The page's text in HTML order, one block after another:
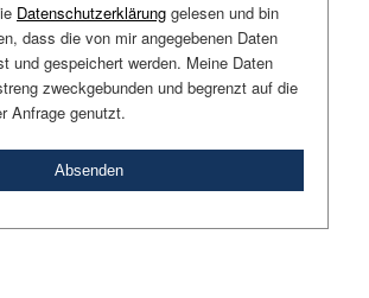
Datenschutzerklärung gelesen und bin
dass die von mir angegebenen Daten
und gespeichert werden. Meine Daten
zweckgebunden und begrenzt auf die
Anfrage genutzt.